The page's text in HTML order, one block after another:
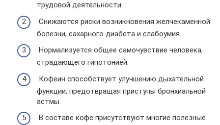
трудовой деятельности.
​Снижаются риски возникновения желчекаменной
болезни, сахарного диабета и слабоумия.
​Нормализуется общее самочувствие человека,
страдающего гипотонией.
​Кофеин способствует улучшению дыхательной
функции, предотвращая приступы бронхиальной
астмы.
​В составе кофе присутствуют многие полезные